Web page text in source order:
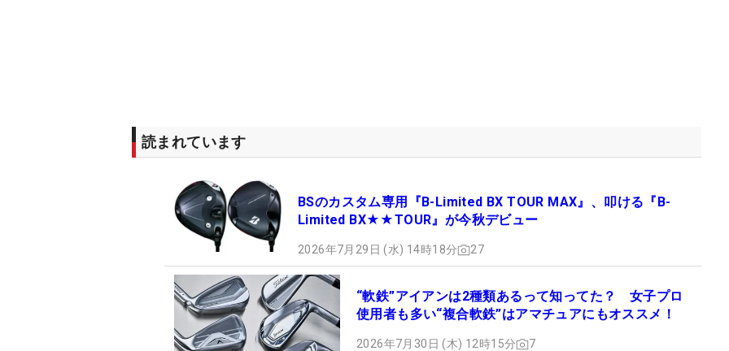
読まれています
BSのカスタム専用『B-Limited BX TOUR MAX』、叩ける『B-
Limited BX★★TOUR』が今秋デビュー
2026年7月29日 (水) 14時18分 27
“軟鉄”アイアンは2種類あるって知ってた？ 女子プロ
使用者も多い“複合軟鉄”はアマチュアにもオススメ！
2026年7月30日 (木) 12時15分 7